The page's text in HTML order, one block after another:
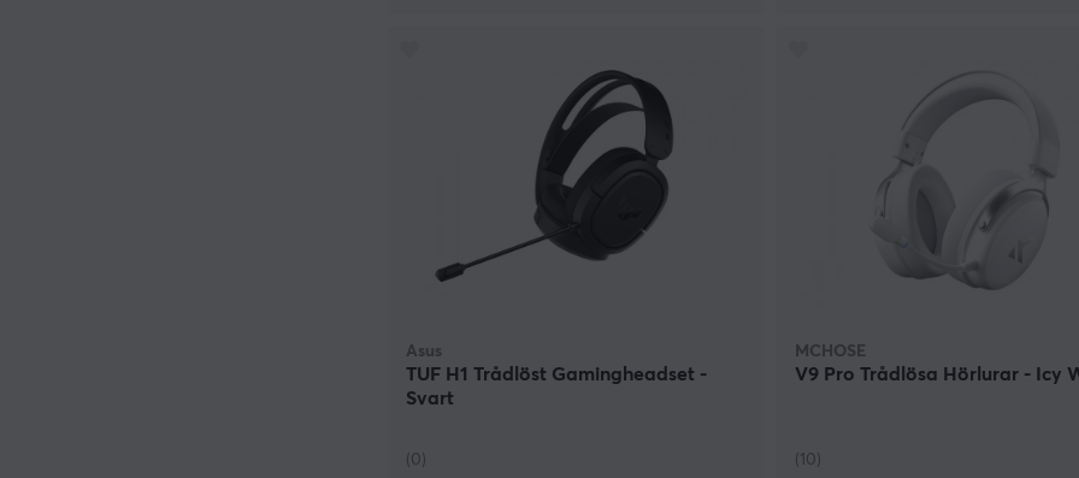
Asus
TUF H1 Trådlöst Gamingheadset -
Svart
(0)
MCHOSE
V9 Pro Trådlösa Hörlurar - Icy
(10)